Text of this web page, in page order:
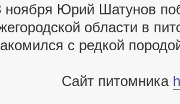
ноября Юрий Шатунов
области в
с редкой
Сайт питомника